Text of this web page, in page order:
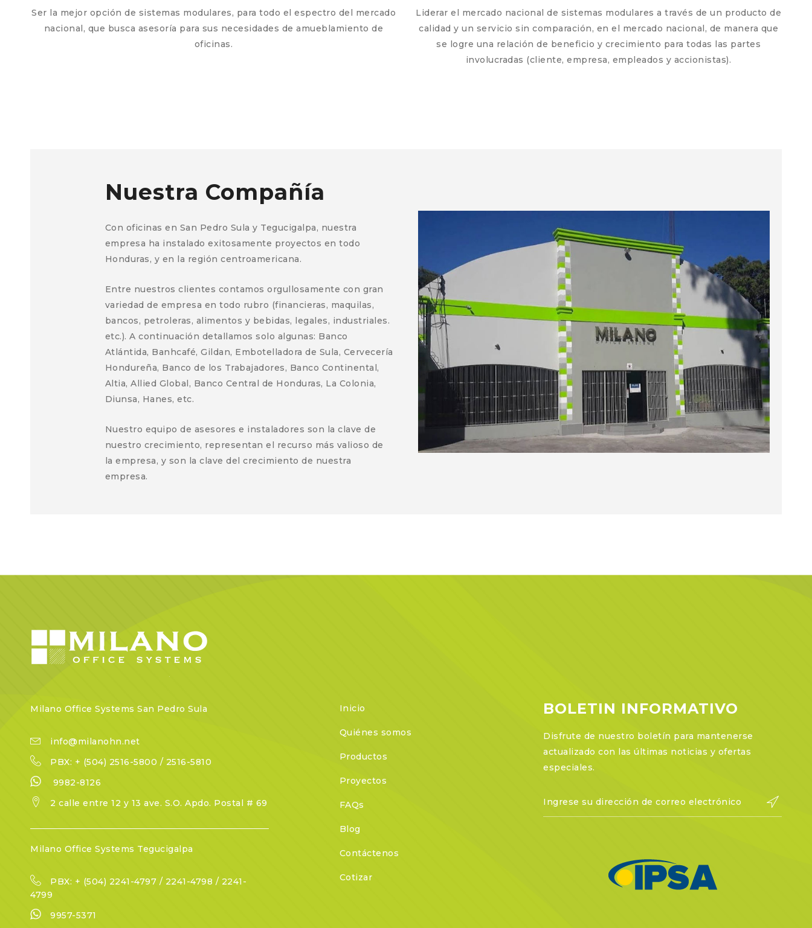
Ser la mejor opción de sistemas modulares, para todo el espectro del mercado
nacional, que busca asesoría para sus necesidades de amueblamiento de
oficinas.
Liderar el mercado nacional de sistemas modulares a través de un producto de
calidad y un servicio sin comparación, en el mercado nacional, de manera que
se logre una relación de beneficio y crecimiento para todas las partes
involucradas (cliente, empresa, empleados y accionistas).
Nuestra Compañía
Con oficinas en San Pedro Sula y Tegucigalpa, nuestra
empresa ha instalado exitosamente proyectos en todo
Honduras, y en la región centroamericana.
Entre nuestros clientes contamos orgullosamente con gran
variedad de empresa en todo rubro (financieras, maquilas,
bancos, petroleras, alimentos y bebidas, legales, industriales.
etc.). A continuación detallamos solo algunas: Banco
Atlántida, Banhcafé, Gildan, Embotelladora de Sula, Cervecería
Hondureña, Banco de los Trabajadores, Banco Continental,
Altia, Allied Global, Banco Central de Honduras, La Colonia,
Diunsa, Hanes, etc.
Nuestro equipo de asesores e instaladores son la clave de
nuestro crecimiento, representan el recurso más valioso de
la empresa, y son la clave del crecimiento de nuestra
empresa.
Milano Office Systems San Pedro Sula
info@milanohn.net
PBX: + (504) 2516-5800 / 2516-5810
9982-8126
2 calle entre 12 y 13 ave. S.O. Apdo. Postal # 69
Milano Office Systems Tegucigalpa
PBX: + (504) 2241-4797 / 2241-4798 / 2241-
4799
9957-5371
Inicio
Quiénes somos
Productos
Proyectos
FAQs
Blog
Contáctenos
Cotizar
BOLETIN INFORMATIVO
Disfrute de nuestro boletín para mantenerse
actualizado con las últimas noticias y ofertas
especiales.